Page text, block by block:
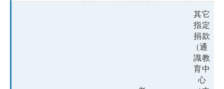
其它
指定
捐款
(通
識教
育中
心